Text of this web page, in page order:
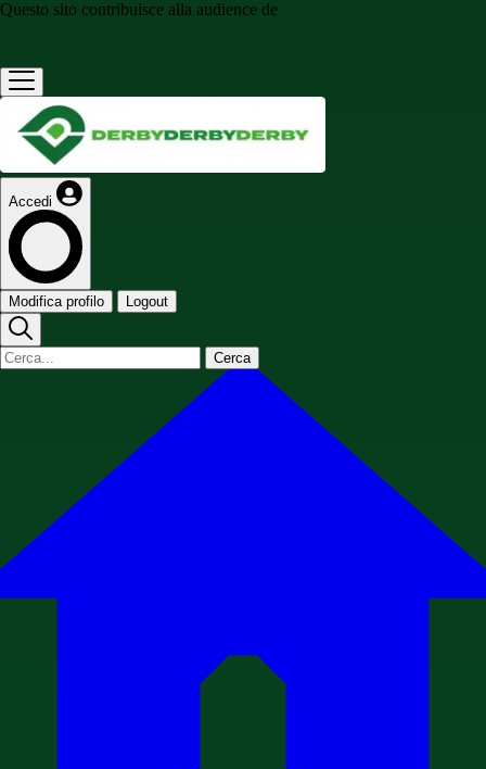
Questo sito contribuisce alla audience de
Accedi
Modifica profilo Logout
Cerca